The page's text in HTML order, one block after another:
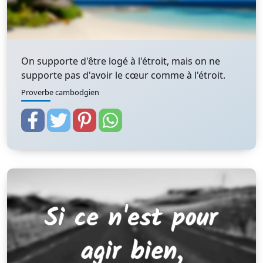
On supporte d'être logé à l'étroit, mais on ne
supporte pas d'avoir le cœur comme à l'étroit.
Proverbe cambodgien